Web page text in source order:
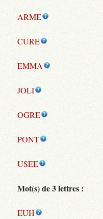
ARME
CURE
EMMA
JOLI
OGRE
PONT
USEE
Mot(s) de 3 lettres :
EUH